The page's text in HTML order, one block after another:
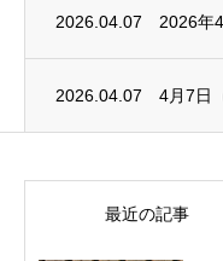
2026.04.07
2026.04.07
最近の記事